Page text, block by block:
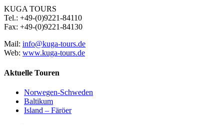
KUGA TOURS
Tel.: +49-(0)9221-84110
Fax: +49-(0)9221-84130
Mail: info@kuga-tours.de
Web: www.kuga-tours.de
Aktuelle Touren
Norwegen-Schweden
Baltikum
Island – Färöer